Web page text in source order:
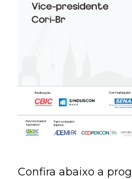
Confira abaixo a